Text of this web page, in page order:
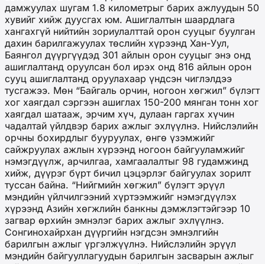
дамжуулах шугам 1.8 километрыг барих ажлуудын 50
хувийг хийж дуусгах юм. Ашиглалтын шаардлага
хангахгүй нийтийн зориулалттай орон сууцыг буулган
дахин барилгажуулах төслийн хүрээнд Хан-Уул,
Баянгол дүүргүүдэд 301 айлын орон сууцыг энэ онд
ашиглалтанд оруулсан бол ирэх онд 816 айлын орон
сууц ашиглалтанд оруулахаар үндсэн чиглэлдээ
тусгажээ. Мөн “Байгаль орчин, ногоон хөгжил” бүлэгт
хог хаягдал сэргээн ашиглах 150-200 мянган тонн хог
хаягдал шатааж, эрчим хүч, дулаан гаргах хүчин
чадалтай үйлдвэр барих ажлыг эхлүүлнэ. Нийслэлийн
орчны бохирдлыг бууруулах, өнгө үзэмжийг
сайжруулах ажлын хүрээнд ногоон байгууламжийг
нэмэгдүүлж, арчилгаа, хамгаалалтыг 98 гудамжинд
хийж, дүүрэг бүрт бичил цэцэрлэг байгуулах зорилт
туссан байна. “Нийгмийн хөгжил” бүлэгт эрүүл
мэндийн үйлчилгээний хүртээмжийг нэмэгдүүлэх
хүрээнд Азийн хөгжлийн банкны дэмжлэгтэйгээр 10
загвар өрхийн эмнэлэг барих ажлыг эхлүүлнэ.
Сонгинохайрхан дүүргийн нэгдсэн эмнэлгийн
барилгын ажлыг үргэлжүүлнэ. Нийслэлийн эрүүл
мэндийн байгууллагуудын барилгын засварын ажлыг